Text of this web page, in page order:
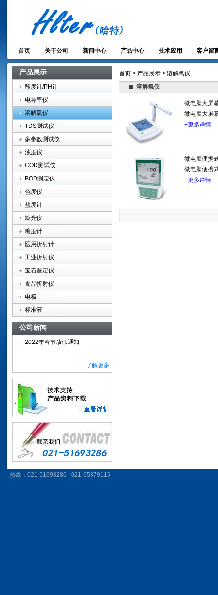
首页 关于公司 新闻中心 产品中心 技术应用 客户留
产品展示
酸度计/PH计
电导率仪
溶解氧仪
TDS测试仪
多参数测试仪
浊度仪
COD测试仪
BOD测定仪
色度仪
盐度计
旋光仪
糖度计
医用折射计
工业折射仪
宝石鉴定仪
食品折射仪
电极
标准液
公司新闻
2022年春节放假通知
+ 了解更多
首页 > 产品展示 > 溶解氧仪
溶解氧仪
微电脑大屏
微电脑大屏
+更多详情
微电脑便携
微电脑便携
+更多详情
热线：021-51693286 | 021-65379115